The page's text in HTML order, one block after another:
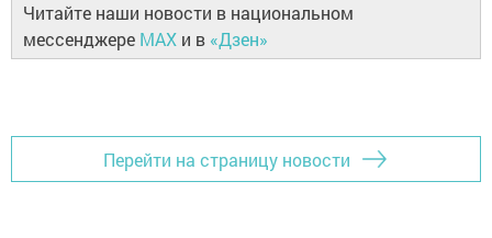
Читайте наши новости в национальном
мессенджере MAX и в «Дзен»
Перейти на страницу новости